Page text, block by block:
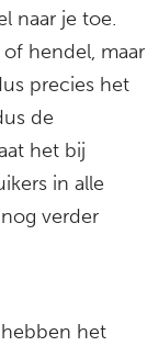
naar je toe.
hendel, maar
precies het
de
het bij
in alle
verder
het